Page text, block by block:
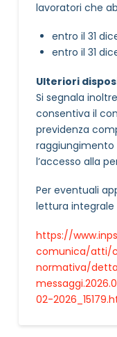
lavoratori che
entro il 31
entro il 31
Ulteriori
Si segnala
consentiva il
previdenza
raggiungimento
l’accesso alla
Per eventuali
lettura integrale
https://
comunica/atti/
normativa/
02-